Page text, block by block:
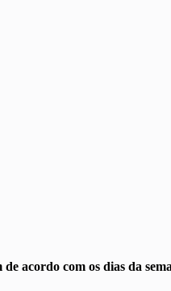
acordo com os dias da